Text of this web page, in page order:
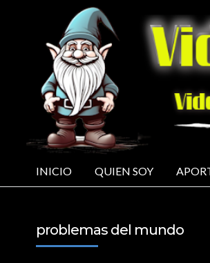
INICIO QUIEN SOY
problemas del mundo